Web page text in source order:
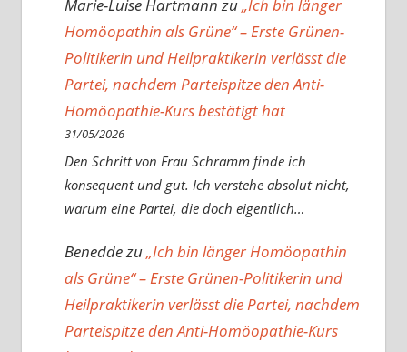
Marie-Luise Hartmannzu„Ich bin länger
Homöopathin als Grüne“ – Erste Grünen-
Politikerin und Heilpraktikerin verlässt die
Partei, nachdem Parteispitze den Anti-
Homöopathie-Kurs bestätigt hat
31/05/2026
Den Schritt von Frau Schramm finde ich
konsequent und gut. Ich verstehe absolut nicht,
warum eine Partei, die doch eigentlich…
Beneddezu„Ich bin länger Homöopathin
als Grüne“ – Erste Grünen-Politikerin und
Heilpraktikerin verlässt die Partei, nachdem
Parteispitze den Anti-Homöopathie-Kurs